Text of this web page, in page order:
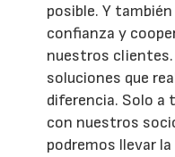
posible. Y
confianza y
nuestros
soluciones que
diferencia. Solo a
con nuestros
podremos llevar